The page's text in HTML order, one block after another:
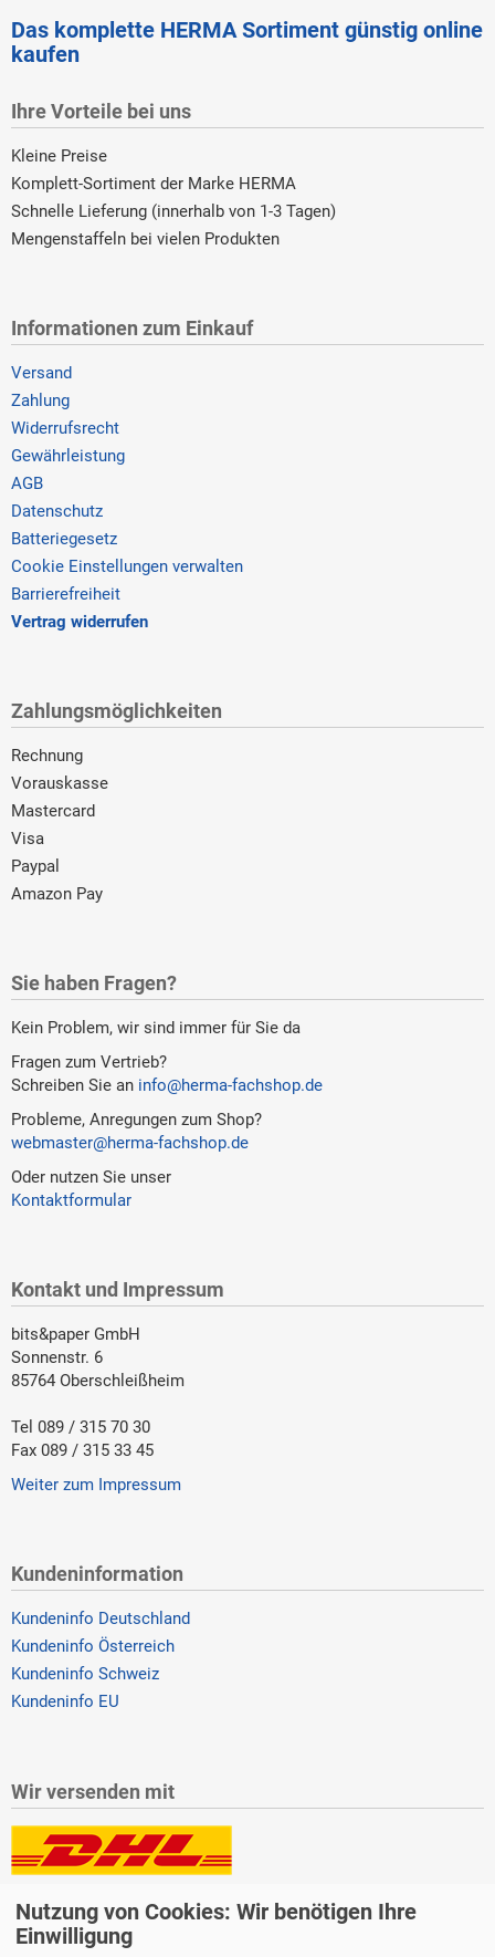
Das komplette HERMA Sortiment günstig online
kaufen
Ihre Vorteile bei uns
Kleine Preise
Komplett-Sortiment der Marke HERMA
Schnelle Lieferung (innerhalb von 1-3 Tagen)
Mengenstaffeln bei vielen Produkten
Informationen zum Einkauf
Versand
Zahlung
Widerrufsrecht
Gewährleistung
AGB
Datenschutz
Batteriegesetz
Cookie Einstellungen verwalten
Barrierefreiheit
Vertrag widerrufen
Zahlungsmöglichkeiten
Rechnung
Vorauskasse
Mastercard
Visa
Paypal
Amazon Pay
Sie haben Fragen?
Kein Problem, wir sind immer für Sie da
Fragen zum Vertrieb?
Schreiben Sie an info@herma-fachshop.de
Probleme, Anregungen zum Shop?
webmaster@herma-fachshop.de
Oder nutzen Sie unser
Kontaktformular
Kontakt und Impressum
bits&paper GmbH
Sonnenstr. 6
85764 Oberschleißheim
Tel 089 / 315 70 30
Fax 089 / 315 33 45
Weiter zum Impressum
Kundeninformation
Kundeninfo Deutschland
Kundeninfo Österreich
Kundeninfo Schweiz
Kundeninfo EU
Wir versenden mit
Samstagszustellung
Nutzung von Cookies: Wir benötigen Ihre
Einwilligung